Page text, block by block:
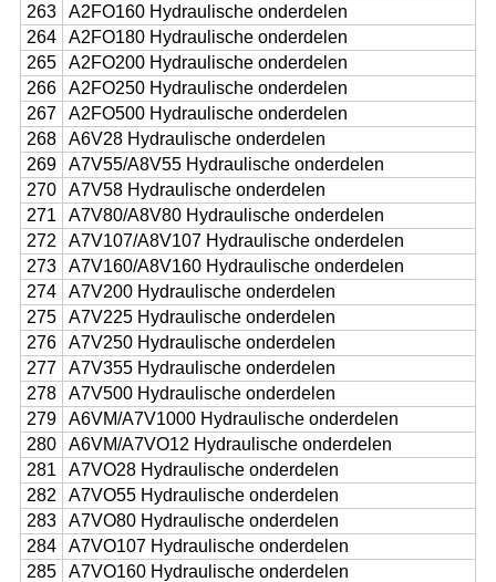
263
A2FO160 Hydraulische onderdelen
264
A2FO180 Hydraulische onderdelen
265
A2FO200 Hydraulische onderdelen
266
A2FO250 Hydraulische onderdelen
267
A2FO500 Hydraulische onderdelen
268
A6V28 Hydraulische onderdelen
269
A7V55/A8V55 Hydraulische onderdelen
270
A7V58 Hydraulische onderdelen
271
A7V80/A8V80 Hydraulische onderdelen
272
A7V107/A8V107 Hydraulische onderdelen
273
A7V160/A8V160 Hydraulische onderdelen
274
A7V200 Hydraulische onderdelen
275
A7V225 Hydraulische onderdelen
276
A7V250 Hydraulische onderdelen
277
A7V355 Hydraulische onderdelen
278
A7V500 Hydraulische onderdelen
279
A6VM/A7V1000 Hydraulische onderdelen
280
A6VM/A7VO12 Hydraulische onderdelen
281
A7VO28 Hydraulische onderdelen
282
A7VO55 Hydraulische onderdelen
283
A7VO80 Hydraulische onderdelen
284
A7VO107 Hydraulische onderdelen
285
A7VO160 Hydraulische onderdelen